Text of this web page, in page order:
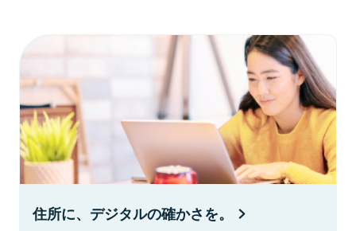
住所に、デジタルの確かさを。